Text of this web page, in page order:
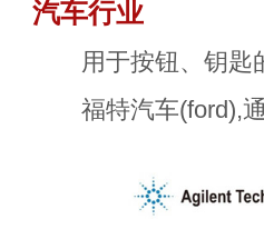
汽车行业
用于按钮、钥匙
福特汽车(ford),通